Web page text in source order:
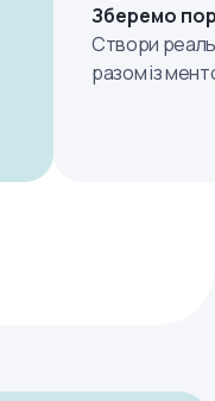
Зберемо
Створи
разом із